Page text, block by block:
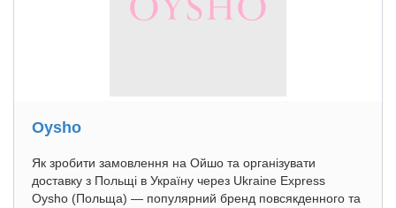
Oysho
Як зробити замовлення на Ойшо та організувати
доставку з Польщі в Україну через Ukraine Express
Oysho (Польща) — популярний бренд повсякденного та